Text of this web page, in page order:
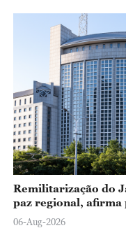
Remilitarização do
paz regional, afirma
06-Aug-2026